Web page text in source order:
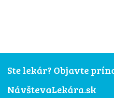
Ste lekár? Objavte
NávštevaLekára.sk